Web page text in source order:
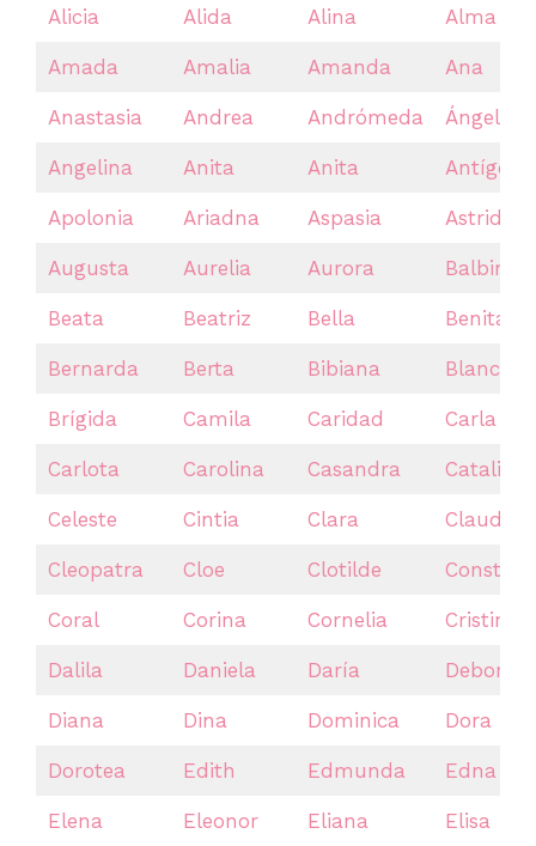
Alicia Alida Alina Alma
Amada Amalia Amanda Ana
Anastasia Andrea Andrómeda Ángela
Angelina Anita Anita Antígona
Apolonia Ariadna Aspasia Astrid
Augusta Aurelia Aurora Balbina
Beata Beatriz Bella Benita
Bernarda Berta Bibiana Blanca
Brígida Camila Caridad Carla
Carlota Carolina Casandra Catalina
Celeste Cintia Clara Claudia
Cleopatra Cloe Clotilde
Coral Corina Cornelia Cristina
Dalila Daniela Daría Deborah
Diana Dina Dominica Dora
Dorotea Edith Edmunda Edna
Elena Eleonor Eliana Elisa